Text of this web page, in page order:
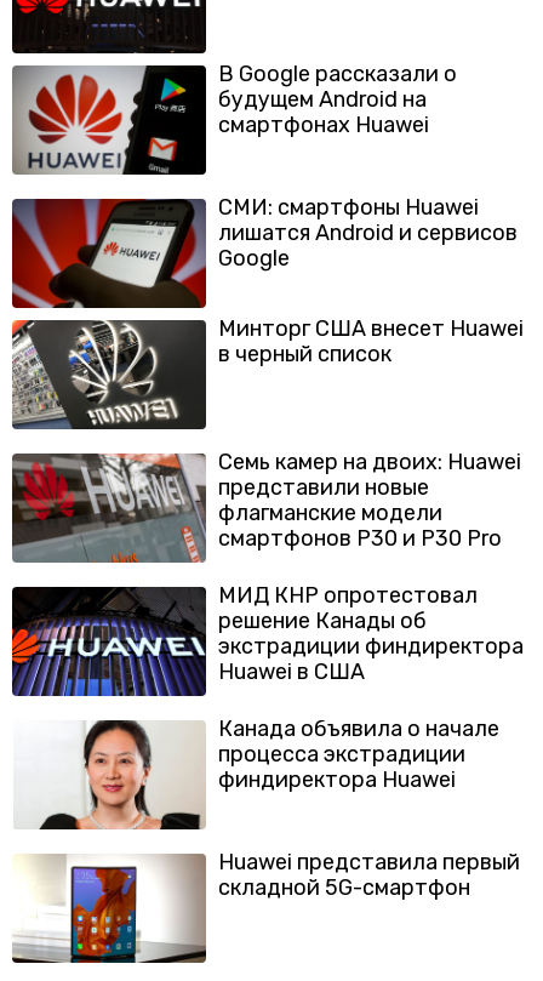
В Google рассказали о
будущем Android на
смартфонах Huawei
СМИ: смартфоны Huawei
лишатся Android и сервисов
Google
Минторг США внесет Huawei
в черный список
Семь камер на двоих: Huawei
представили новые
флагманские модели
смартфонов Р30 и Р30 Pro
МИД КНР опротестовал
решение Канады об
экстрадиции финдиректора
Huawei в США
Канада объявила о начале
процесса экстрадиции
финдиректора Huawei
Huawei представила первый
складной 5G-смартфон